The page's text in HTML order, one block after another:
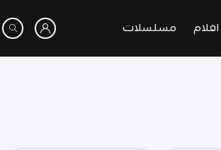
افلام مسلسلات